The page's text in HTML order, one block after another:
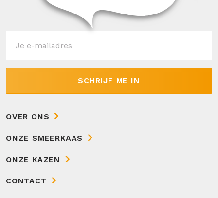
OVER ONS
ONZE SMEERKAAS
ONZE KAZEN
CONTACT
SCHRIJF ME IN